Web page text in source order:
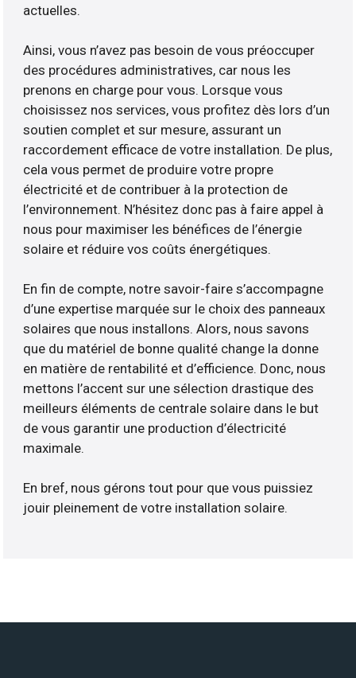
actuelles.
Ainsi, vous n’avez pas besoin de vous préoccuper
des procédures administratives, car nous les
prenons en charge pour vous. Lorsque vous
choisissez nos services, vous profitez dès lors d’un
soutien complet et sur mesure, assurant un
raccordement efficace de votre installation. De plus,
cela vous permet de produire votre propre
électricité et de contribuer à la protection de
l’environnement. N’hésitez donc pas à faire appel à
nous pour maximiser les bénéfices de l’énergie
solaire et réduire vos coûts énergétiques.
En fin de compte, notre savoir-faire s’accompagne
d’une expertise marquée sur le choix des panneaux
solaires que nous installons. Alors, nous savons
que du matériel de bonne qualité change la donne
en matière de rentabilité et d’efficience. Donc, nous
mettons l’accent sur une sélection drastique des
meilleurs éléments de centrale solaire dans le but
de vous garantir une production d’électricité
maximale.
En bref, nous gérons tout pour que vous puissiez
jouir pleinement de votre installation solaire.